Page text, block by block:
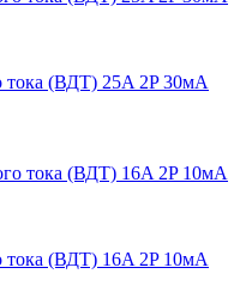
тока (ВДТ) 25A 2P 30мА
тока (ВДТ) 16A 2P 10мА